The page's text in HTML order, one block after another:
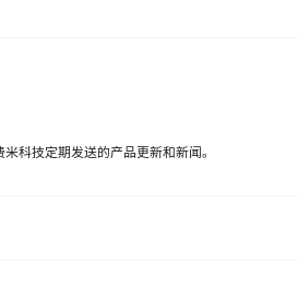
科技定期发送的产品更新和新闻。